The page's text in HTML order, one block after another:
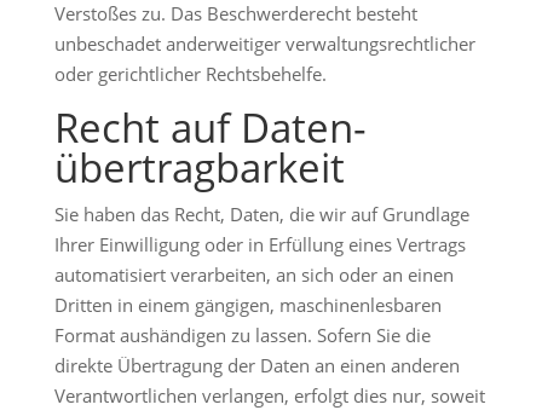
Verstoßes zu. Das Beschwerderecht besteht
unbeschadet anderweitiger verwaltungsrechtlicher
oder gerichtlicher Rechtsbehelfe.
Recht auf Daten­
übertrag­barkeit
Sie haben das Recht, Daten, die wir auf Grundlage
Ihrer Einwilligung oder in Erfüllung eines Vertrags
automatisiert verarbeiten, an sich oder an einen
Dritten in einem gängigen, maschinenlesbaren
Format aushändigen zu lassen. Sofern Sie die
direkte Übertragung der Daten an einen anderen
Verantwortlichen verlangen, erfolgt dies nur, soweit